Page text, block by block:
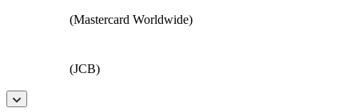
(Mastercard Worldwide)
(JCB)